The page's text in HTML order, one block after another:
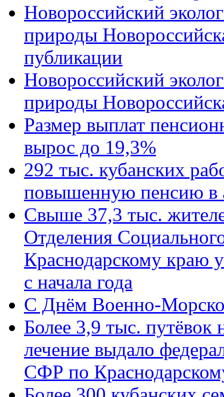
Новороссийский
природы
публикации
Новороссийский
природы
Размер выплат
вырос до 19,3%
292 тыс. кубанских
повышенную пенсию в
Свыше 37,3 тыс.
Отделения
Краснодарскому краю
с начала года
C Днём Военно-
Более 3,9 тыс. путёвок
лечение выдало
СФР по